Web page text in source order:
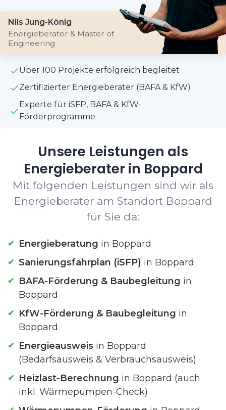
Nils Jung-König
Energieberater & Master of
Engineering
Über 100 Projekte erfolgreich begleitet
Zertifizierter Energieberater (BAFA & KfW)
Experte für iSFP, BAFA & KfW-
Förderprogramme
Unsere Leistungen als
Energieberater in Boppard
Mit folgenden Leistungen sind wir als
Energieberater am Standort Boppard
für Sie da:
Energieberatung in Boppard
Sanierungsfahrplan (iSFP) in Boppard
BAFA-Förderung & Baubegleitung in
Boppard
KfW-Förderung & Baubegleitung in
Boppard
Energieausweis in Boppard
(Bedarfsausweis & Verbrauchsausweis)
Heizlast-Berechnung in Boppard (auch
inkl. Wärmepumpen-Check)